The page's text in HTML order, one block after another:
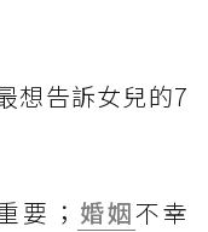
想告訴女兒的7
要； 婚姻不幸